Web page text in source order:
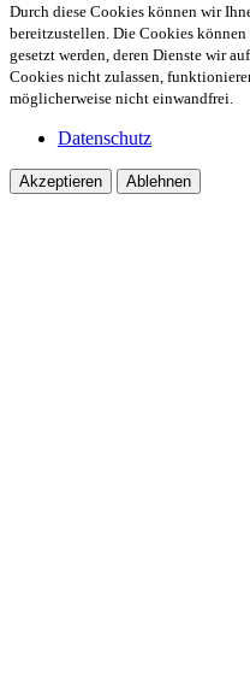
Durch diese Cookies können wir
bereitzustellen. Die Cookies
gesetzt werden, deren Dienste wir
Cookies nicht zulassen,
möglicherweise nicht einwandfrei.
Datenschutz
Akzeptieren Ablehnen